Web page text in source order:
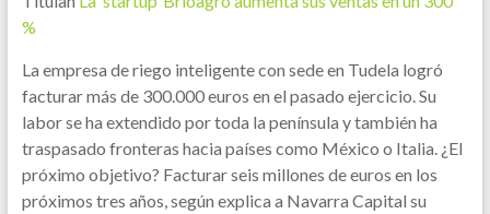
%
La empresa de riego inteligente con sede en Tudela logró
facturar más de 300.000 euros en el pasado ejercicio. Su
labor se ha extendido por toda la península y también ha
traspasado fronteras hacia países como México o Italia. ¿El
próximo objetivo? Facturar seis millones de euros en los
próximos tres años, según explica a Navarra Capital su